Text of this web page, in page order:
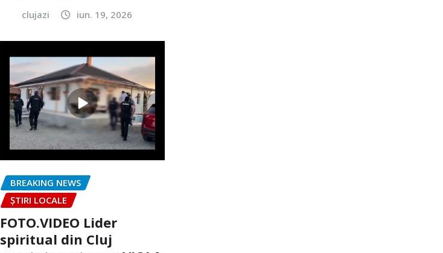
clujazi iun. 19, 2026
BREAKING NEWS
ȘTIRI LOCALE
FOTO.VIDEO Lider
spiritual din Cluj